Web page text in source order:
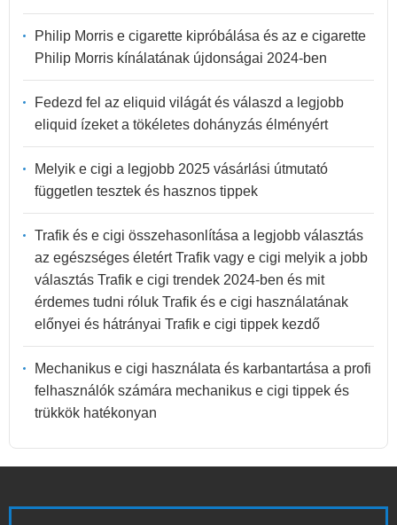
Philip Morris e cigarette kipróbálása és az e cigarette
Philip Morris kínálatának újdonságai 2024-ben
Fedezd fel az eliquid világát és válaszd a legjobb
eliquid ízeket a tökéletes dohányzás élményért
Melyik e cigi a legjobb 2025 vásárlási útmutató
független tesztek és hasznos tippek
Trafik és e cigi összehasonlítása a legjobb választás
az egészséges életért Trafik vagy e cigi melyik a jobb
választás Trafik e cigi trendek 2024-ben és mit
érdemes tudni róluk Trafik és e cigi használatának
előnyei és hátrányai Trafik e cigi tippek kezdő
Mechanikus e cigi használata és karbantartása a profi
felhasználók számára mechanikus e cigi tippek és
trükkök hatékonyan